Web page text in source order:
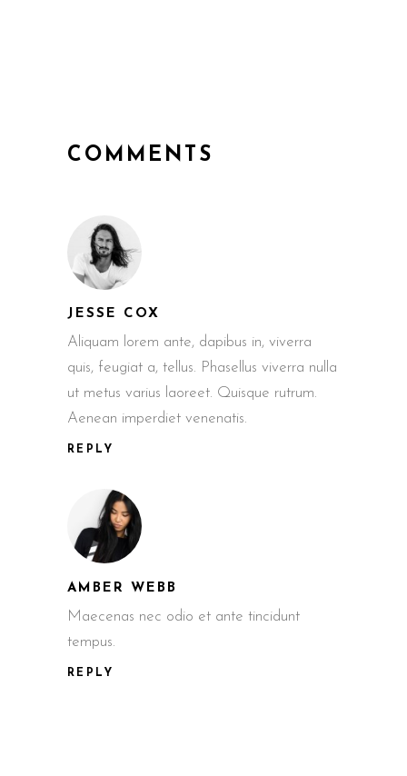
COMMENTS
JESSE COX
Aliquam lorem ante, dapibus in, viverra
quis, feugiat a, tellus. Phasellus viverra nulla
ut metus varius laoreet. Quisque rutrum.
Aenean imperdiet venenatis.
REPLY
AMBER WEBB
Maecenas nec odio et ante tincidunt
tempus.
REPLY